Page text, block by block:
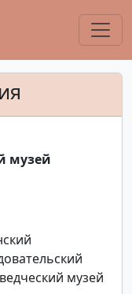
музей
музей